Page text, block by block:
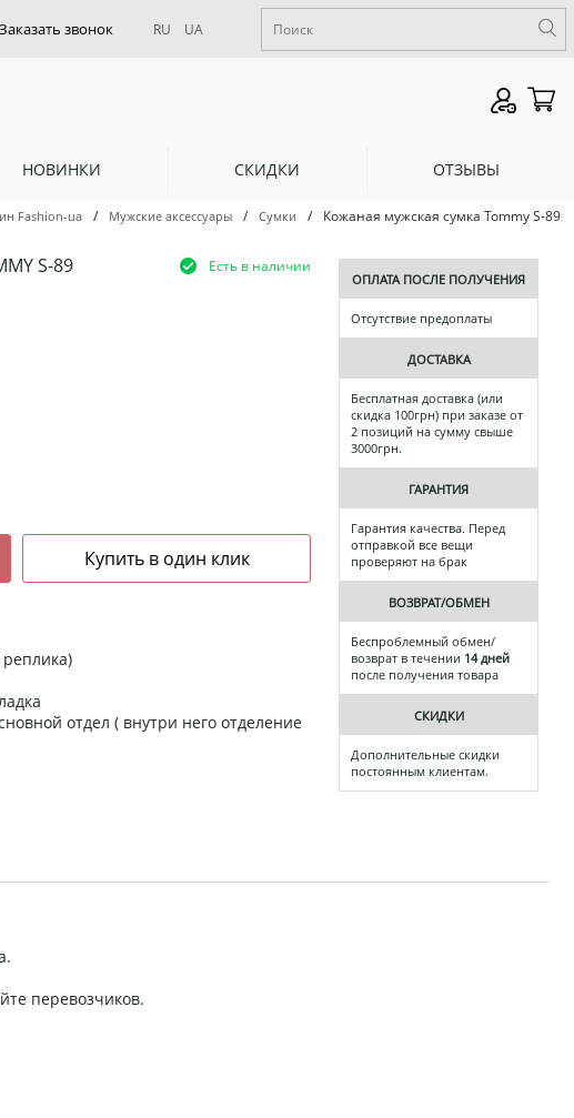
RU UA
НОВИНКИ СКИДКИ ОТЗЫВЫ
Fashion-ua / Мужские аксессуары / Сумки / Кожаная мужская сумка Tommy S-89
S-89 Есть в наличии
отдел ( внутри него отделение
ОПЛАТА ПОСЛЕ ПОЛУЧЕНИЯ
Отсутствие предоплаты
ДОСТАВКА
Бесплатная доставка (или
скидка 100грн) при заказе от
2 позиций на сумму свыше
3000грн.
ГАРАНТИЯ
Гарантия качества. Перед
отправкой все вещи
проверяют на брак
ВОЗВРАТ/ОБМЕН
Беспроблемный обмен/
возврат в течении 14 дней
после получения товара
СКИДКИ
Дополнительные скидки
постоянным клиентам.
перевозчиков.